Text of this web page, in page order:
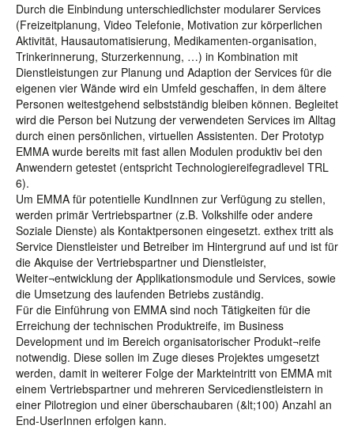
Durch die Einbindung unterschiedlichster modularer Services
(Freizeitplanung, Video Telefonie, Motivation zur körperlichen
Aktivität, Hausautomatisierung, Medikamenten-organisation,
Trinkerinnerung, Sturzerkennung, …) in Kombination mit
Dienstleistungen zur Planung und Adaption der Services für die
eigenen vier Wände wird ein Umfeld geschaffen, in dem ältere
Personen weitestgehend selbstständig bleiben können. Begleitet
wird die Person bei Nutzung der verwendeten Services im Alltag
durch einen persönlichen, virtuellen Assistenten. Der Prototyp
EMMA wurde bereits mit fast allen Modulen produktiv bei den
Anwendern getestet (entspricht Technologiereifegradlevel TRL
6).
Um EMMA für potentielle KundInnen zur Verfügung zu stellen,
werden primär Vertriebspartner (z.B. Volkshilfe oder andere
Soziale Dienste) als Kontaktpersonen eingesetzt. exthex tritt als
Service Dienstleister und Betreiber im Hintergrund auf und ist für
die Akquise der Vertriebspartner und Dienstleister,
Weiter¬entwicklung der Applikationsmodule und Services, sowie
die Umsetzung des laufenden Betriebs zuständig.
Für die Einführung von EMMA sind noch Tätigkeiten für die
Erreichung der technischen Produktreife, im Business
Development und im Bereich organisatorischer Produkt¬reife
notwendig. Diese sollen im Zuge dieses Projektes umgesetzt
werden, damit in weiterer Folge der Markteintritt von EMMA mit
einem Vertriebspartner und mehreren Servicedienstleistern in
einer Pilotregion und einer überschaubaren (&lt;100) Anzahl an
End-UserInnen erfolgen kann.